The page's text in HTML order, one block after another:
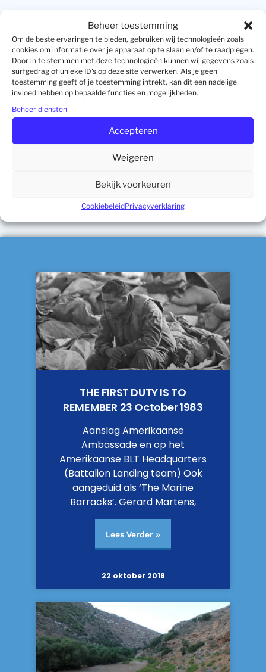
Beheer toestemming
Om de beste ervaringen te bieden, gebruiken wij technologieën zoals
cookies om informatie over je apparaat op te slaan en/of te raadplegen.
Door in te stemmen met deze technologieën kunnen wij gegevens zoals
surfgedrag of unieke ID's op deze site verwerken. Als je geen
toestemming geeft of je toestemming intrekt, kan dit een nadelige
invloed hebben op bepaalde functies en mogelijkheden.
Beheer diensten
Accepteren
Weigeren
Bekijk voorkeuren
CookiebeleidPrivacyverklaring
Tot morgen,
DEEL DIT BERICHT
THE FIRST DUTY IS TO
REMEMBER 23 October 1983
Aanslag Amerikaanse
Ambassade en op het
Amerikaanse BLT Headquarters
(Battalion Landing team) Ook
aangeduid als ‘The Marine
Barracks’. Gerard Martens,
Lees Verder »
22 oktober 2018